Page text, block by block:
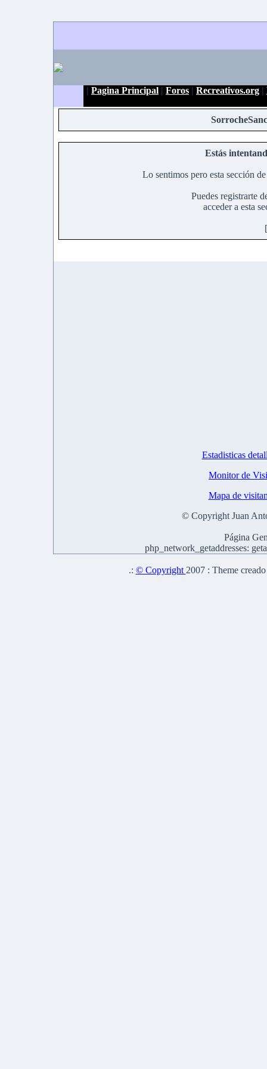
| Pagina Principal | Foros | Recreativos.org |
Estás
Lo sentimos pero esta sección
Puedes registrarte
acceder a esta
Estadisticas
Monitor de
Mapa de
© Copyright Juan
Página
php_network_getaddresses:
.: © Copyright 2007 : Theme